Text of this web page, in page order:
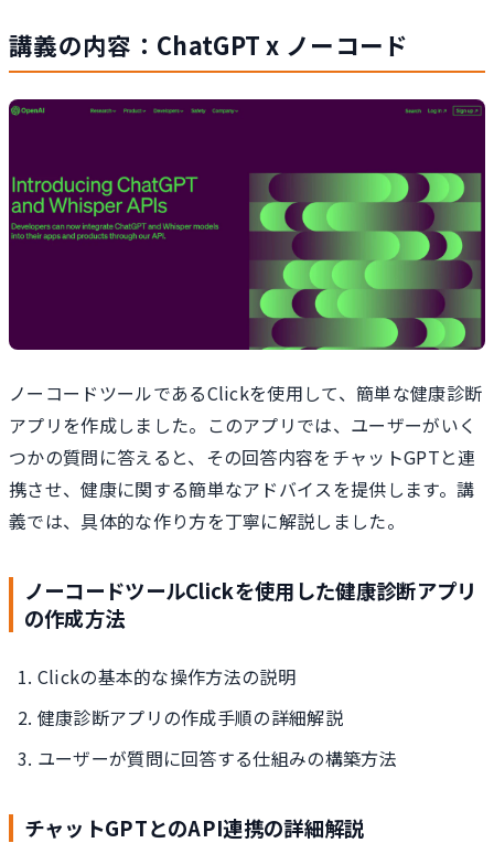
講義の内容：ChatGPT x ノーコード
ノーコードツールであるClickを使用して、簡単な健康診断
アプリを作成しました。このアプリでは、ユーザーがいく
つかの質問に答えると、その回答内容をチャットGPTと連
携させ、健康に関する簡単なアドバイスを提供します。講
義では、具体的な作り方を丁寧に解説しました。
ノーコードツールClickを使用した健康診断アプリ
の作成方法
Clickの基本的な操作方法の説明
健康診断アプリの作成手順の詳細解説
ユーザーが質問に回答する仕組みの構築方法
チャットGPTとのAPI連携の詳細解説